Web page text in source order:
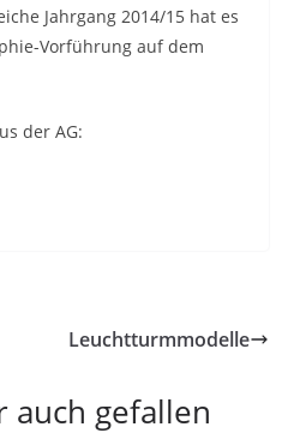
Jahrgang 2014/15 hat es
Vorführung auf dem
der AG:
Leuchtturmmodelle
auch gefallen